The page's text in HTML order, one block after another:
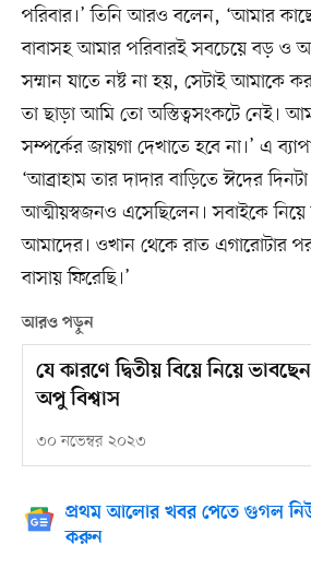
পরিবার।’ তিনি আরও বলেন, ‘আমার
বাবাসহ আমার পরিবারই সবচেয়ে বড় ও
সম্মান যাতে নষ্ট না হয়, সেটাই আমাকে
তা ছাড়া আমি তো অস্তিত্বসংকটে নেই।
সম্পর্কের জায়গা দেখাতে হবে না।’ এ
‘আব্রাহাম তার দাদার বাড়িতে ঈদের
আত্মীয়স্বজনও এসেছিলেন। সবাইকে
আমাদের। ওখান থেকে রাত এগারোটার
বাসায় ফিরেছি।’
আরও পড়ুন
যে কারণে দ্বিতীয় বিয়ে নিয়ে
অপু বিশ্বাস
৩০ নভেম্বর ২০২৩
প্রথম আলোর খবর পেতে গুগল
করুন